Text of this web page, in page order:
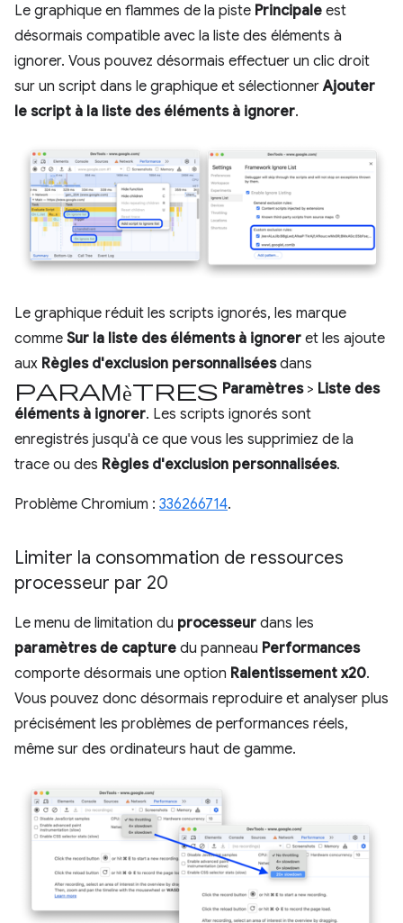
Le graphique en flammes de la piste Principale est
désormais compatible avec la liste des éléments à
ignorer. Vous pouvez désormais effectuer un clic droit
sur un script dans le graphique et sélectionnerAjouter
le script à la liste des éléments à ignorer.
Le graphique réduit les scripts ignorés, les marque
comme Sur la liste des éléments à ignorer et les ajoute
aux Règles d'exclusion personnaliséesdans
Paramètres Paramètres> Liste des
éléments à ignorer. Les scripts ignorés sont
enregistrés jusqu'à ce que vous les supprimiez de la
trace ou des Règles d'exclusion personnalisées.
Problème Chromium : 336266714.
Limiter la consommation de ressources
processeur par 20
Le menu de limitation du processeur dans les
paramètres de capture du panneau Performances
comporte désormais une option Ralentissement x20.
Vous pouvez donc désormais reproduire et analyser plus
précisément les problèmes de performances réels,
même sur des ordinateurs haut de gamme.